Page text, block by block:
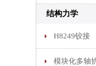
结构力学
H8249铰接
模块化多轴